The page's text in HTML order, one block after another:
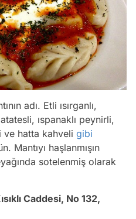
adı. Etli ısırganlı,
ıspanaklı peynirli,
ve hatta kahveli gibi
Mantıyı haşlanmışın
sotelenmiş olarak
Caddesi, No 132,